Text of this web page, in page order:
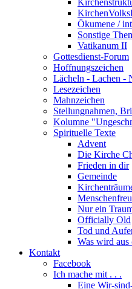
Ökumene /
Sonstige
Vatikanum II
Gottesdienst-Forum
Hoffnungszeichen
Lächeln - Lachen -
Lesezeichen
Mahnzeichen
Stellungnahmen,
Kolumne
Spirituelle Texte
Advent
Die Kirche
Frieden in dir
Gemeinde
Nur ein
Officially Old
Tod und
Was wird aus
Kontakt
Facebook
Ich mache mit . . .
Eine Wir-